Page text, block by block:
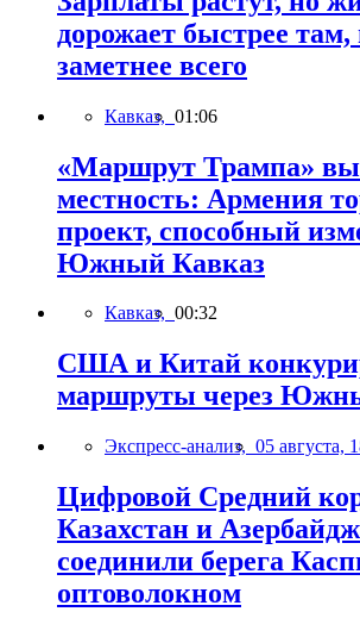
дорожает быстрее там,
заметнее всего
Кавказ, 01:06
«Маршрут Трампа»
местность: Армения
проект, способный
Южный Кавказ
Кавказ, 00:32
США и Китай
маршруты через
Экспресс-анализ, 05 августа,
Цифровой Средний
Казахстан и
соединили берега
оптоволокном